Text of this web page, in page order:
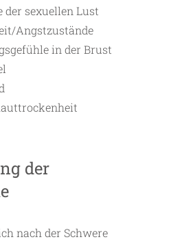
der sexuellen Lust
Angstzustände
in der Brust
der
nach der Schwere